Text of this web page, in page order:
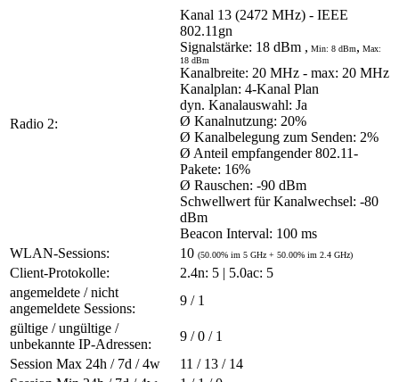
Radio 2:
Kanal 13 (2472 MHz) - IEEE
802.11gn
Signalstärke: 18 dBm , Min: 8 dBm, Max:
18 dBm
Kanalbreite: 20 MHz - max: 20 MHz
Kanalplan: 4-Kanal Plan
dyn. Kanalauswahl: Ja
Ø Kanalnutzung: 20%
Ø Kanalbelegung zum Senden: 2%
Ø Anteil empfangender 802.11-
Pakete: 16%
Ø Rauschen: -90 dBm
Schwellwert für Kanalwechsel: -80
dBm
Beacon Interval: 100 ms
WLAN-Sessions:
10 (50.00% im 5 GHz + 50.00% im 2.4 GHz)
Client-Protokolle:
2.4n: 5 | 5.0ac: 5
angemeldete / nicht
angemeldete Sessions:
9 / 1
gültige / ungültige /
unbekannte IP-Adressen:
9 / 0 / 1
Session Max 24h / 7d / 4w
11 / 13 / 14